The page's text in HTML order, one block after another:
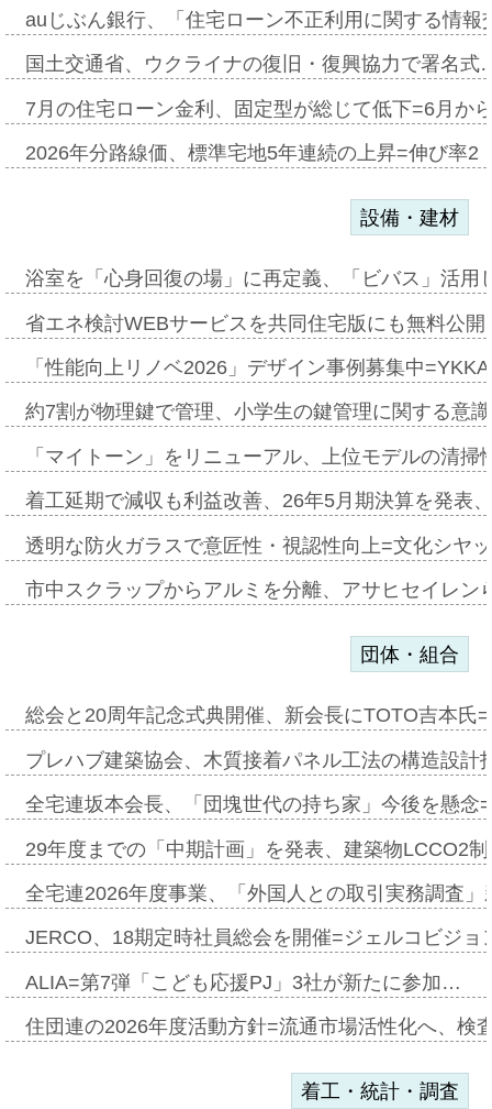
auじぶん銀行、「住宅ローン不正利用に関する情
国土交通省、ウクライナの復旧・復興協力で署名
7月の住宅ローン金利、固定型が総じて低下=6月か
2026年分路線価、標準宅地5年連続の上昇=伸び率
設備・建材
浴室を「心身回復の場」に再定義、「ビバス」活
省エネ検討WEBサービスを共同住宅版にも無料公
「性能向上リノベ2026」デザイン事例募集中
約7割が物理鍵で管理、小学生の鍵管理に関する意
「マイトーン」をリニューアル、上位モデルの清
着工延期で減収も利益改善、26年5月期決算を発表
透明な防火ガラスで意匠性・視認性向上=文化シヤ
市中スクラップからアルミを分離、アサヒセイレ
団体・組合
総会と20周年記念式典開催、新会長にTOTO吉本氏
プレハブ建築協会、木質接着パネル工法の構造設
全宅連坂本会長、「団塊世代の持ち家」今後を懸
29年度までの「中期計画」を発表、建築物LCCO2
全宅連2026年度事業、「外国人との取引実務調査
JERCO、18期定時社員総会を開催=ジェルコビジ
ALIA=第7弾「こども応援PJ」3社が新たに参加…
住団連の2026年度活動方針=流通市場活性化へ、検
着工・統計・調査